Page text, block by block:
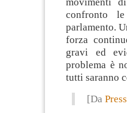
confronto
parlamento.
forza
gravi ed
problema è
tutti saranno
[Da